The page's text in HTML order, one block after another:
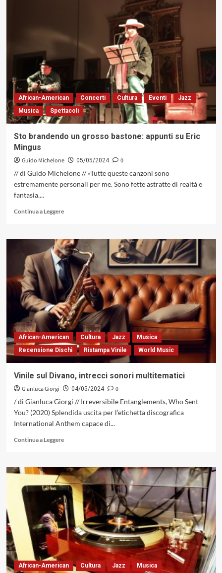
dilatazioni
spazio-
African-American Concerti Cultura Eventi
Jazz
Musica
Spettacoli
Sto brandendo un grosso bastone: appunti su Eric
Mingus
Guido Michelone 05/05/2024
0
// di Guido Michelone // «Tutte queste canzoni sono
estremamente personali per me. Sono fette astratte di realtà e
fantasia....
Continua a LeggereLeggi
su
Sto
brandendo
un
grosso
bastone:
appunti
su
Eric
Mingus
African-American Cultura Jazz
Musica
Recensione Dischi
Ristampa Vinile World Music
Vinile sul Divano, intrecci sonori multitematici
Gianluca Giorgi 04/05/2024
0
/ di Gianluca Giorgi // Irreversibile Entanglements, Who Sent
You? (2020) Splendida uscita per l’etichetta discografica
International Anthem capace di...
Continua a LeggereLeggi
su
Vinile
sul
Divano,
intrecci
sonori
multitematici
African-American Cultura Jazz Musica